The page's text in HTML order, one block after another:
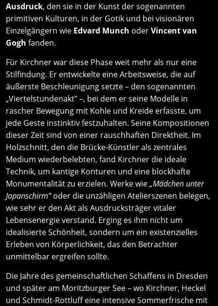
Ausdruck, den sie in der Kunst der sogenannten
primitiven Kulturen, in der Gotik und bei visionären
Einzelgängern wie Edvard Munch oderVincent van
Gogh fanden.
Für Kirchner war diese Phase weit mehr als nur eine
Stilfindung. Er entwickelte eine Arbeitsweise, die auf
äußerste Beschleunigung setzte – den sogenannten
„Viertelstundenakt” –, bei dem er seine Modelle in
rascher Bewegung mit Kohle und Kreide erfasste, um
jede Geste instinktiv festzuhalten. Seine Kompositionen
dieser Zeit sind von einer rauschhaften Direktheit. Im
Holzschnitt, den die Brücke-Künstler als zentrales
Medium wiederbelebten, fand Kirchner die ideale
Technik, um kantige Konturen und eine blockhafte
Monumentalität zu erzielen. Werke wie„Mädchen unter
Japanschirm”oder die unzähligen Atelierszenen belegen,
wie sehr er den Akt als Ausdrucksträger vitaler
Lebensenergie verstand. Erging es ihm nicht um
idealisierte Schönheit, sondern um ein existenzielles
Erleben von Körperlichkeit, das den Betrachter
unmittelbar ergreifen sollte.
Die Jahre des gemeinschaftlichen Schaffens in Dresden
und später am Moritzburger See – wo Kirchner, Heckel
und Schmidt-Rottluff eine intensive Sommerfrische mit